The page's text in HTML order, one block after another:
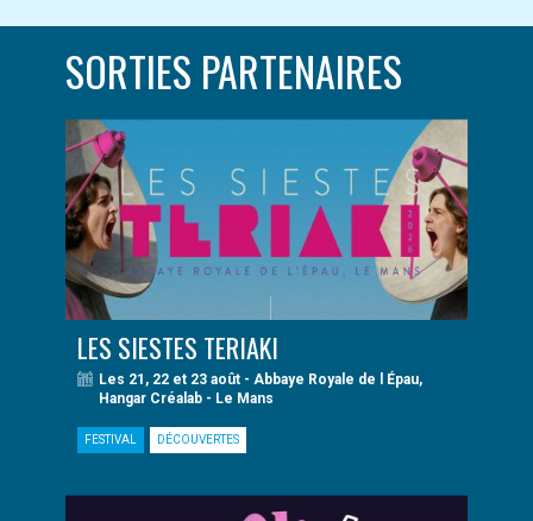
SORTIES PARTENAIRES
LES SIESTES TERIAKI
Les 21, 22 et 23 août - Abbaye Royale de l Épau,
Hangar Créalab - Le Mans
FESTIVAL DÉCOUVERTES